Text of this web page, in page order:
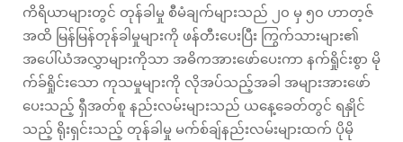
ကိရိယာများတွင် တုန်ခါမှု စီမံချက်များသည် ၂၀ မှ ၅၀ ဟာတ့ဇ်
အထိ မြန်မြန်တုန်ခါမှုများကို ဖန်တီးပေးပြီး ကြွက်သားများ၏
အပေါ်ယံအလွှာများကိုသာ အဓိကအားဖော်ပေးကာ နက်ရှိုင်းစွာ မို
က်ခ်ရှိုင်းသော ကုသမှုများကို လိုအပ်သည့်အခါ အများအားဖော်
ပေးသည့် ရှီအတ်စူ နည်းလမ်းများသည် ယနေ့ခေတ်တွင် ရနှိုင်
သည့် ရိုးရှင်းသည့် တုန်ခါမှု မက်စ်ချ်နည်းလမ်းများထက် ပိုမို